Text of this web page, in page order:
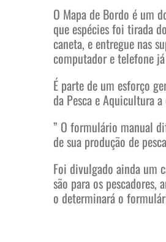
Larger
Image
O Mapa de Bordo é um
que espécies foi tirada
caneta, e entregue nas
computador e telefone
É parte de um esforço
da Pesca e Aquicultura
” O formulário manual
de sua produção de
Foi divulgado ainda um
são para os pescadores,
o determinará o